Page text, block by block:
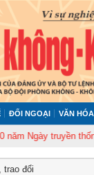
ĐỐI NGOẠI VĂN HÓA
truyền thống (12-
trao đổi